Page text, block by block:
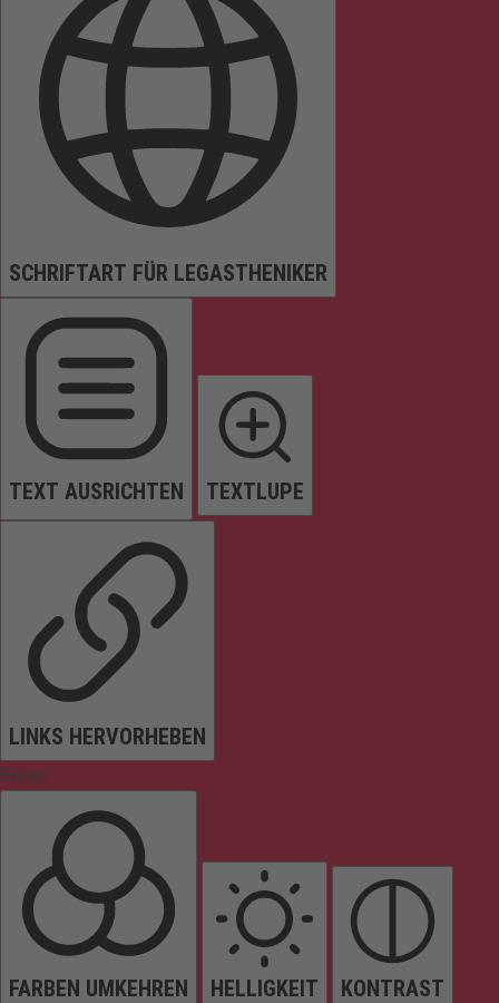
SCHRIFTART FÜR LEGASTHENIKER
TEXT AUSRICHTEN TEXTLUPE
LINKS HERVORHEBEN
Farben
FARBEN UMKEHREN HELLIGKEIT KONTRAST